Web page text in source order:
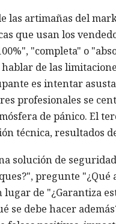
las artimañas del
que usan los
"completa" o
de las
es intentar
profesionales se
de pánico. El
técnica, resultados
solución de
pregunte
lugar de "¿Garantiza
se debe hacer